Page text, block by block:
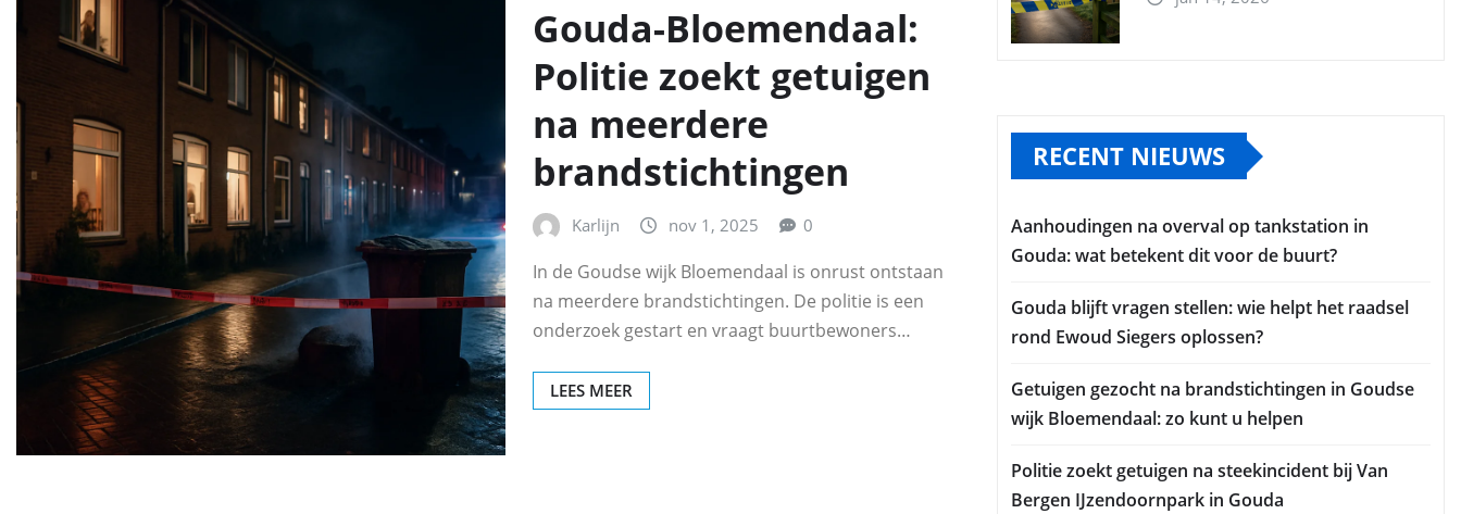
Gouda-Bloemendaal:
Politie zoekt getuigen
na meerdere
brandstichtingen
Karlijn nov 1, 2025 0
In de Goudse wijk Bloemendaal is onrust ontstaan
na meerdere brandstichtingen. De politie is een
onderzoek gestart en vraagt buurtbewoners…
LEES MEER
RECENT NIEUWS
Aanhoudingen na overval op tankstation in
Gouda: wat betekent dit voor de buurt?
Gouda blijft vragen stellen: wie helpt het raadsel
rond Ewoud Siegers oplossen?
Getuigen gezocht na brandstichtingen in Goudse
wijk Bloemendaal: zo kunt u helpen
Politie zoekt getuigen na steekincident bij Van
Bergen IJzendoornpark in Gouda